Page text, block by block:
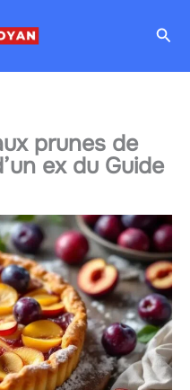
prunes de
ex du Guide